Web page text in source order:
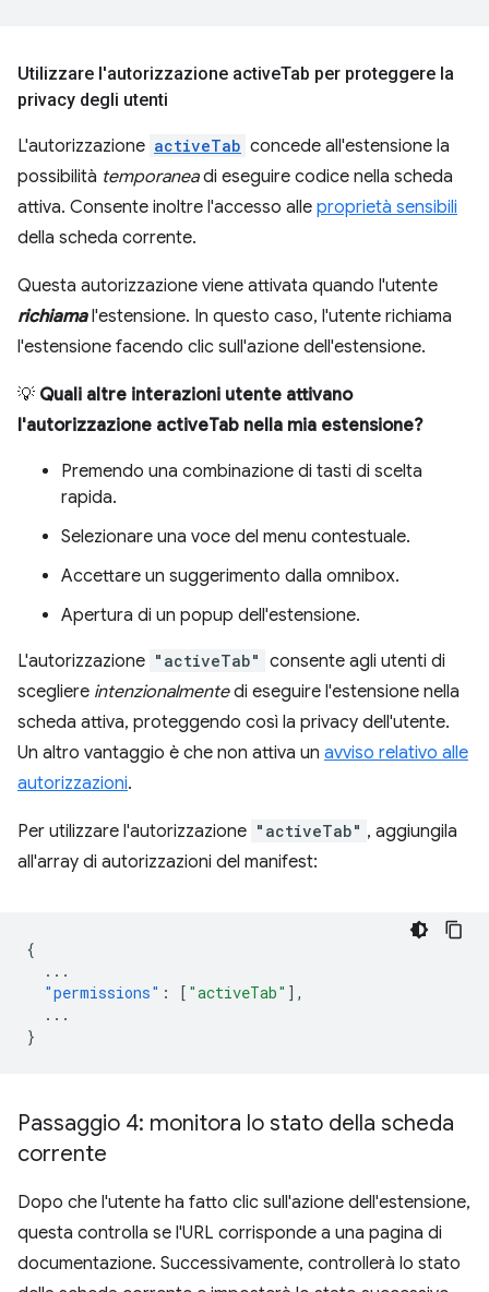
Utilizzare l'autorizzazione activeTab per proteggere la
privacy degli utenti
L'autorizzazione activeTab concede all'estensione la
possibilità temporaneadi eseguire codice nella scheda
attiva. Consente inoltre l'accesso alle proprietà sensibili
della scheda corrente.
Questa autorizzazione viene attivata quando l'utente
richiamal'estensione. In questo caso, l'utente richiama
l'estensione facendo clic sull'azione dell'estensione.
💡 Quali altre interazioni utente attivano
l'autorizzazione activeTab nella mia estensione?
Premendo una combinazione di tasti di scelta
rapida.
Selezionare una voce del menu contestuale.
Accettare un suggerimento dalla omnibox.
Apertura di un popup dell'estensione.
L'autorizzazione "activeTab" consente agli utenti di
scegliere intenzionalmentedi eseguire l'estensione nella
scheda attiva, proteggendo così la privacy dell'utente.
Un altro vantaggio è che non attiva un avviso relativo alle
autorizzazioni.
Per utilizzare l'autorizzazione "activeTab" , aggiungila
all'array di autorizzazioni del manifest:
{
...
"permissions" : [ "activeTab" ],
...
}
Passaggio 4: monitora lo stato della scheda
corrente
Dopo che l'utente ha fatto clic sull'azione dell'estensione,
questa controlla se l'URL corrisponde a una pagina di
documentazione. Successivamente, controllerà lo stato